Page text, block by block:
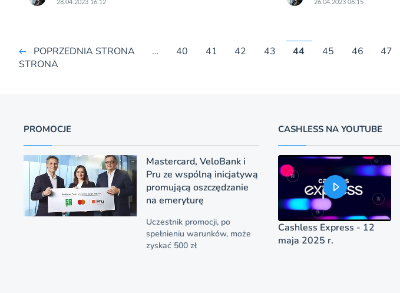
28.04.2023 16:12 26.04.2023 06:15
POPRZEDNIA STRONA … 40 41 42 43 44 45 46 47
STRONA
PROMOCJE
Mastercard, VeloBank i
Pru ze wspólną inicjatywą
promującą oszczędzanie
na emeryturę
Uczestnik promocji, po
spełnieniu warunków, może
zyskać 500 zł
CASHLESS NA YOUTUBE
Cashless Express - 12
maja 2025 r.